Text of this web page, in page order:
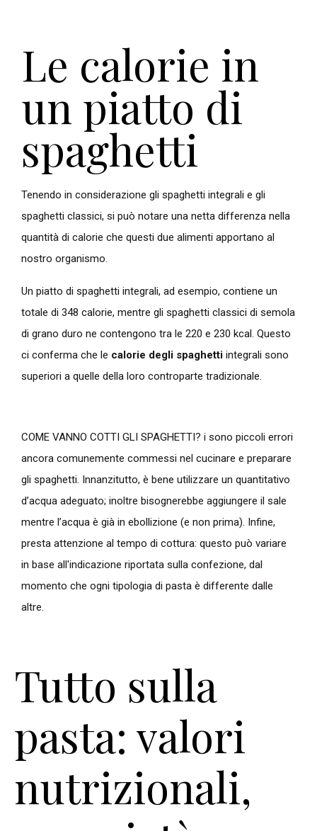
Le calorie in
un piatto di
spaghetti
Tenendo in considerazione gli spaghetti integrali e gli
spaghetti classici, si può notare una netta differenza nella
quantità di calorie che questi due alimenti apportano al
nostro organismo.
Un piatto di spaghetti integrali, ad esempio, contiene un
totale di 348 calorie, mentre gli spaghetti classici di semola
di grano duro ne contengono tra le 220 e 230 kcal. Questo
ci conferma che le calorie degli spaghetti integrali sono
superiori a quelle della loro controparte tradizionale.
COME VANNO COTTI GLI SPAGHETTI? i sono piccoli errori
ancora comunemente commessi nel cucinare e preparare
gli spaghetti. Innanzitutto, è bene utilizzare un quantitativo
d’acqua adeguato; inoltre bisognerebbe aggiungere il sale
mentre l’acqua è già in ebollizione (e non prima). Infine,
presta attenzione al tempo di cottura: questo può variare
in base all'indicazione riportata sulla confezione, dal
momento che ogni tipologia di pasta è differente dalle
altre.
Tutto sulla
pasta: valori
nutrizionali,